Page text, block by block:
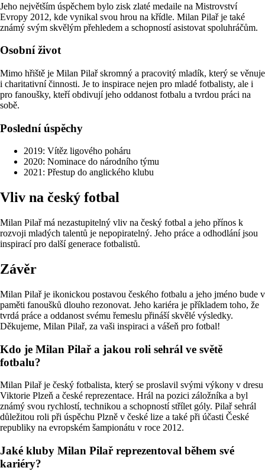
Jeho největším úspěchem bylo zisk zlaté medaile na Mistrovství
Evropy 2012, kde vynikal svou hrou na křídle. Milan Pilař je také
známý svým skvělým přehledem a schopností asistovat spoluhráčům.
Osobní život
Mimo hřiště je Milan Pilař skromný a pracovitý mladík, který se věnuje
i charitativní činnosti. Je to inspirace nejen pro mladé fotbalisty, ale i
pro fanoušky, kteří obdivují jeho oddanost fotbalu a tvrdou práci na
sobě.
Poslední úspěchy
2019: Vítěz ligového poháru
2020: Nominace do národního týmu
2021: Přestup do anglického klubu
Vliv na český fotbal
Milan Pilař má nezastupitelný vliv na český fotbal a jeho přínos k
rozvoji mladých talentů je nepopiratelný. Jeho práce a odhodlání jsou
inspirací pro další generace fotbalistů.
Závěr
Milan Pilař je ikonickou postavou českého fotbalu a jeho jméno bude v
paměti fanoušků dlouho rezonovat. Jeho kariéra je příkladem toho, že
tvrdá práce a oddanost svému řemeslu přináší skvělé výsledky.
Děkujeme, Milan Pilař, za vaši inspiraci a vášeň pro fotbal!
Kdo je Milan Pilař a jakou roli sehrál ve světě
fotbalu?
Milan Pilař je český fotbalista, který se proslavil svými výkony v dresu
Viktorie Plzeň a české reprezentace. Hrál na pozici záložníka a byl
známý svou rychlostí, technikou a schopností střílet góly. Pilař sehrál
důležitou roli při úspěchu Plzně v české lize a také při účasti České
republiky na evropském šampionátu v roce 2012.
Jaké kluby Milan Pilař reprezentoval během své
kariéry?